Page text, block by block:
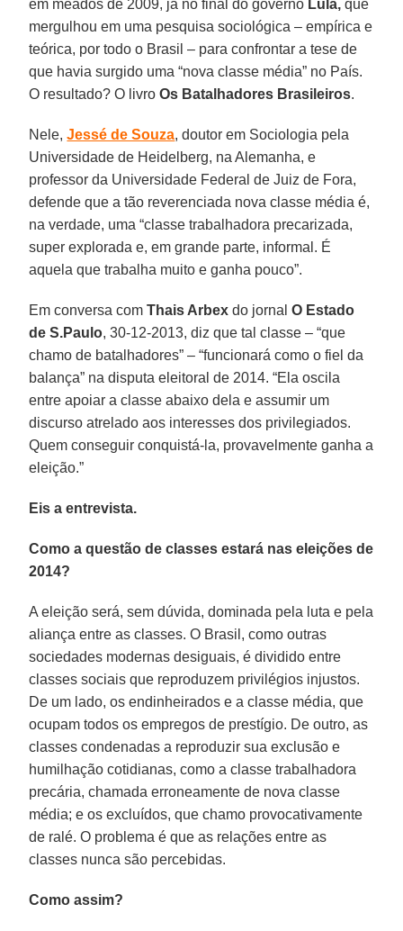
em meados de 2009, já no final do governo Lula, que
mergulhou em uma pesquisa sociológica – empírica e
teórica, por todo o Brasil – para confrontar a tese de
que havia surgido uma “nova classe média” no País.
O resultado? O livroOs Batalhadores Brasileiros.
Nele,Jessé de Souza, doutor em Sociologia pela
Universidade de Heidelberg, na Alemanha, e
professor da Universidade Federal de Juiz de Fora,
defende que a tão reverenciada nova classe média é,
na verdade, uma “classe trabalhadora precarizada,
super explorada e, em grande parte, informal. É
aquela que trabalha muito e ganha pouco”.
Em conversa comThais Arbex do jornalO Estado
de S.Paulo, 30-12-2013, diz que tal classe – “que
chamo de batalhadores” – “funcionará como o fiel da
balança” na disputa eleitoral de 2014. “Ela oscila
entre apoiar a classe abaixo dela e assumir um
discurso atrelado aos interesses dos privilegiados.
Quem conseguir conquistá-la, provavelmente ganha a
eleição.”
Eis a entrevista.
Como a questão de classes estará nas eleições de
2014?
A eleição será, sem dúvida, dominada pela luta e pela
aliança entre as classes. O Brasil, como outras
sociedades modernas desiguais, é dividido entre
classes sociais que reproduzem privilégios injustos.
De um lado, os endinheirados e a classe média, que
ocupam todos os empregos de prestígio. De outro, as
classes condenadas a reproduzir sua exclusão e
humilhação cotidianas, como a classe trabalhadora
precária, chamada erroneamente de nova classe
média; e os excluídos, que chamo provocativamente
de ralé. O problema é que as relações entre as
classes nunca são percebidas.
Como assim?